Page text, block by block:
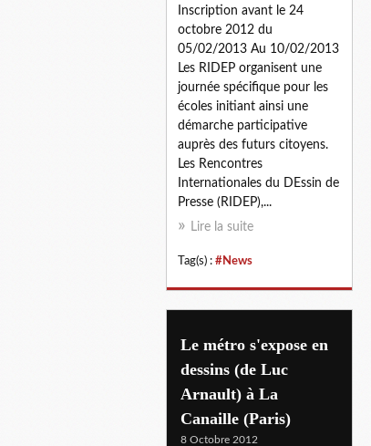
Inscription avant le 24
octobre 2012 du
05/02/2013 Au 10/02/2013
Les RIDEP organisent une
journée spécifique pour les
écoles initiant ainsi une
démarche participative
auprès des futurs citoyens.
Les Rencontres
Internationales du DEssin de
Presse (RIDEP),...
Lire la suite
Tag(s) : #News
Le métro s'expose en
dessins (de Luc
Arnault) à La
Canaille (Paris)
8 Octobre 2012